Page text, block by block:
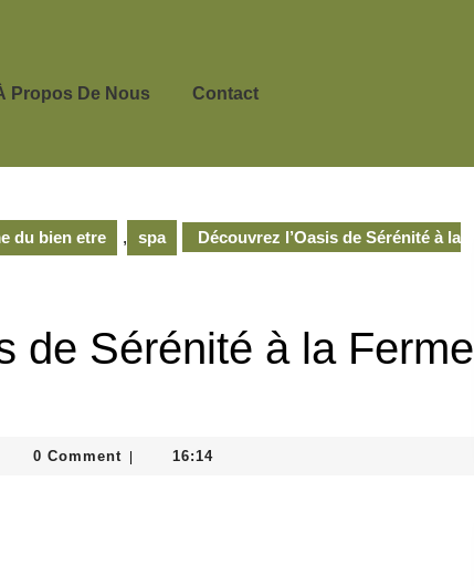
Propos De Nous Contact
du bien etre , spa Découvrez l’Oasis de Sérénité à la
de Sérénité à la Ferme
0 Comment 16:14